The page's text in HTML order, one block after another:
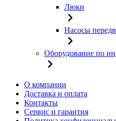
Люки
Насосы
Оборудование по
О компании
Доставка и оплата
Контакты
Сервис и гарантия